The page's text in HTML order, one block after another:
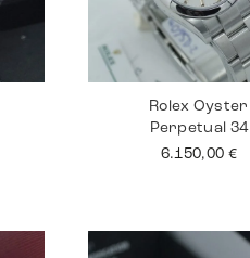
Rolex Oyster
Perpetual 34
6.150,00 €